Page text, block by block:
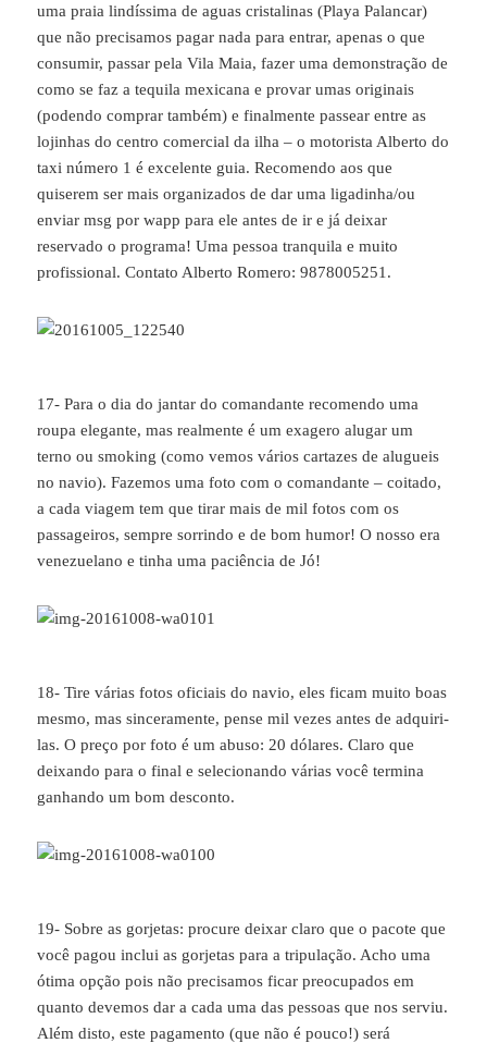
uma praia lindíssima de aguas cristalinas (Playa Palancar)
que não precisamos pagar nada para entrar, apenas o que
consumir, passar pela Vila Maia, fazer uma demonstração de
como se faz a tequila mexicana e provar umas originais
(podendo comprar também) e finalmente passear entre as
lojinhas do centro comercial da ilha – o motorista Alberto do
taxi número 1 é excelente guia. Recomendo aos que
quiserem ser mais organizados de dar uma ligadinha/ou
enviar msg por wapp para ele antes de ir e já deixar
reservado o programa! Uma pessoa tranquila e muito
profissional. Contato Alberto Romero: 9878005251.
17- Para o dia do jantar do comandante recomendo uma
roupa elegante, mas realmente é um exagero alugar um
terno ou smoking (como vemos vários cartazes de alugueis
no navio). Fazemos uma foto com o comandante – coitado,
a cada viagem tem que tirar mais de mil fotos com os
passageiros, sempre sorrindo e de bom humor! O nosso era
venezuelano e tinha uma paciência de Jó!
18- Tire várias fotos oficiais do navio, eles ficam muito boas
mesmo, mas sinceramente, pense mil vezes antes de adquiri-
las. O preço por foto é um abuso: 20 dólares. Claro que
deixando para o final e selecionando várias você termina
ganhando um bom desconto.
19- Sobre as gorjetas: procure deixar claro que o pacote que
você pagou inclui as gorjetas para a tripulação. Acho uma
ótima opção pois não precisamos ficar preocupados em
quanto devemos dar a cada uma das pessoas que nos serviu.
Além disto, este pagamento (que não é pouco!) será